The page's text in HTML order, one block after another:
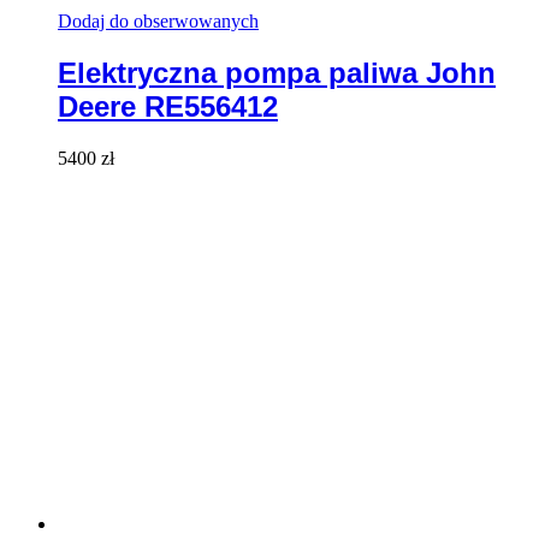
Dodaj do obserwowanych
Elektryczna pompa paliwa John
Deere RE556412
5400 zł